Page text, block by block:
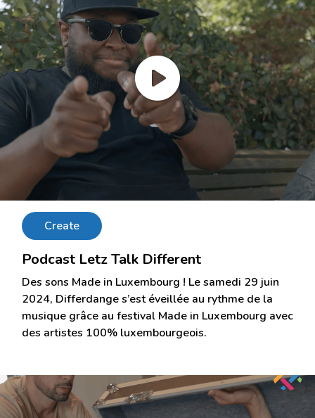
Create
Podcast Letz Talk Different
Des sons Made in Luxembourg ! Le samedi 29 juin
2024, Differdange s’est éveillée au rythme de la
musique grâce au festival Made in Luxembourg avec
des artistes 100% luxembourgeois.